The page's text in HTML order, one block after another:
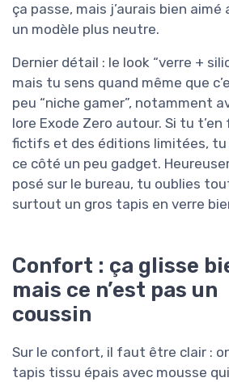
ça passe, mais j’aurais bien aimé
un modèle plus neutre.
Dernier détail : le look “verre +
mais tu sens quand même que
peu “niche gamer”, notamment
lore Exode Zero autour. Si tu
fictifs et des éditions limitées, tu
ce côté un peu gadget.
posé sur le bureau, tu oublies
surtout un gros tapis en verre
Confort : ça glisse
mais ce n’est pas un
coussin
Sur le confort, il faut être clair :
tapis tissu épais avec mousse